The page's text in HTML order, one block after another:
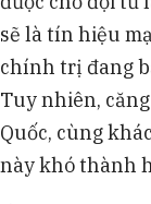
sẽ là tín hiệu
chính trị đang
Tuy nhiên,
Quốc, cùng
này khó thành